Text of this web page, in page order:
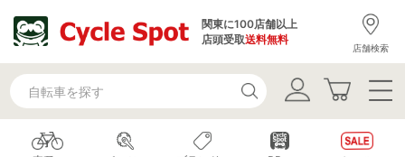
関東に100店舗以上
店頭受取送料無料
店舗検索